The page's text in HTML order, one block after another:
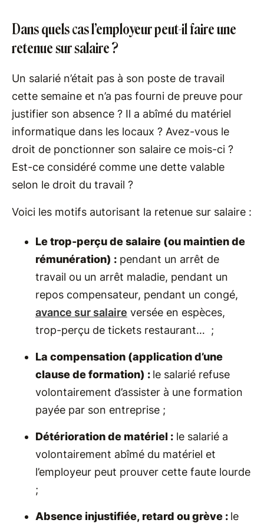
Dans quels cas l’employeur peut-il faire une
retenue sur salaire ?
Un salarié n’était pas à son poste de travail
cette semaine et n’a pas fourni de preuve pour
justifier son absence ? Il a abîmé du matériel
informatique dans les locaux ? Avez-vous le
droit de ponctionner son salaire ce mois-ci ?
Est-ce considéré comme une dette valable
selon le droit du travail ?
Voici les motifs autorisant la retenue sur salaire :
Le trop-perçu de salaire (ou maintien de
rémunération) : pendant un arrêt de
travail ou un arrêt maladie, pendant un
repos compensateur, pendant un congé,
avance sur salaire versée en espèces,
trop-perçu de tickets restaurant… ;
La compensation (application d’une
clause de formation) : le salarié refuse
volontairement d’assister à une formation
payée par son entreprise ;
Détérioration de matériel : le salarié a
volontairement abîmé du matériel et
l’employeur peut prouver cette faute lourde
;
Absence injustifiée, retard ou grève : le